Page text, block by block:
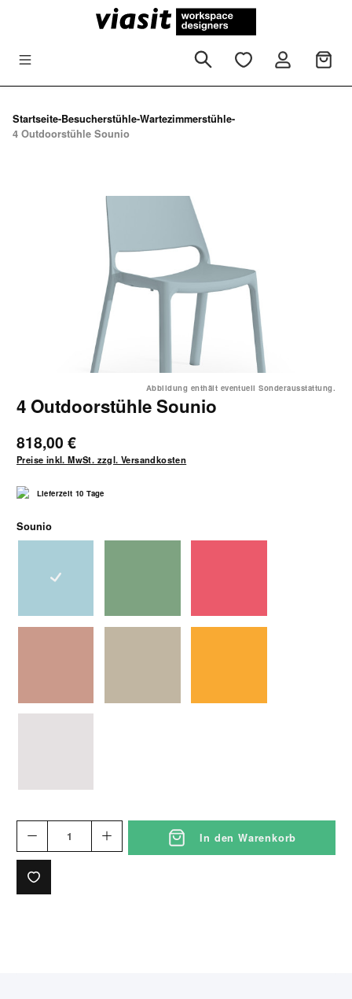
Zum Hauptinhalt springen
Startseite-Besucherstühle-Wartezimmerstühle-
4 Outdoorstühle Sounio
Bildergalerie überspringen
Abbildung enthält eventuell Sonderausstattung.
4 Outdoorstühle Sounio
818,00 €
Preise inkl. MwSt. zzgl. Versandkosten
Lieferzeit 10 Tage
Sounioauswählen
eisblau
In den Warenkorb